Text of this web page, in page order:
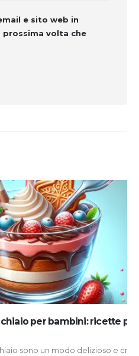
e sito web in
volta che
per bambini: ricette per il
un modo delizioso e creativo